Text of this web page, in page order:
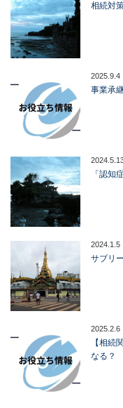
相続対
2025.9.4
事業承
「認知
2024.1.5
サブリ
2025.2.6
【相続
なる？